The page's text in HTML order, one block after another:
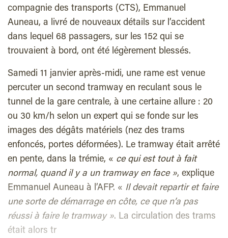
compagnie des transports (CTS), Emmanuel
Auneau, a livré de nouveaux détails sur l’accident
dans lequel 68 passagers, sur les 152 qui se
trouvaient à bord, ont été légèrement blessés.
Samedi 11 janvier après-midi, une rame est venue
percuter un second tramway en reculant sous le
tunnel de la gare centrale, à une certaine allure : 20
ou 30 km/h selon un expert qui se fonde sur les
images des dégâts matériels (nez des trams
enfoncés, portes déformées). Le tramway était arrêté
en pente, dans la trémie, « ce qui est tout à fait
normal, quand il y a un tramway en face », explique
Emmanuel Auneau à l’AFP. « Il devait repartir et faire
une sorte de démarrage en côte, ce que n’a pas
réussi à faire le tramway ». La circulation des trams
était alors tr